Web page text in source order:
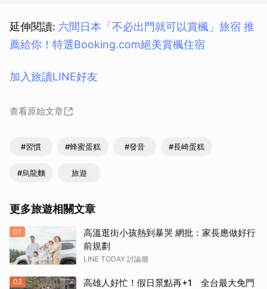
延伸閱讀: 六間日本「不必出門就可以賞楓」旅宿 推
薦給你！特選Booking.com絕美賞楓住宿
加入旅讀LINE好友
查看原始文章
#習慣 #蜂蜜蛋糕 #發音 #長崎蛋糕
#烏龍麵 旅遊
更多旅遊相關文章
01
高溫逛街小孩熱到暴哭 網批：家長應做好行
前規劃
LINE TODAY 討論牆
02
高雄人好忙！假日景點再+1 全台最大免門